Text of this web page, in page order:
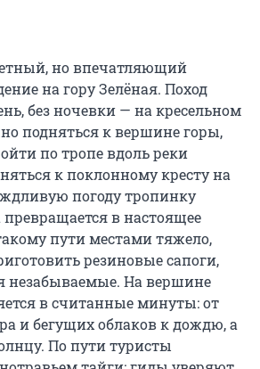
но впечатляющий
на гору Зелёная. Поход
без ночевки — на кресельном
подняться к вершине горы,
по тропе вдоль реки
к поклонному кресту на
погоду тропинку
в настоящее
пути местами тяжело,
резиновые сапоги,
незабываемые. На вершине
в считанные минуты: от
и бегущих облаков к дождю, а
По пути туристы